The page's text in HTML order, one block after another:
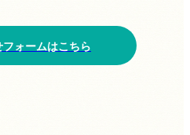
ォームはこちら